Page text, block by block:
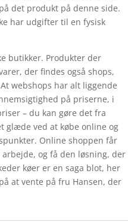
det produkt på denne side.
har udgifter til en fysisk
butikker. Produkter der
der findes også shops,
webshops har alt liggende
på priserne, i
– du kan gøre det fra
glæde ved at købe online og
Online shoppen får
og få den løsning, der
køer er en saga blot, her
at vente på fru Hansen, der